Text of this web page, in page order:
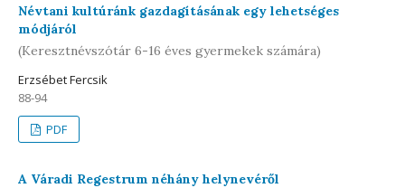
Névtani kultúránk gazdagításának egy lehetséges
módjáról
(Keresztnévszótár 6-16 éves gyermekek számára)
Erzsébet Fercsik
88-94
PDF
A Váradi Regestrum néhány helynevéről